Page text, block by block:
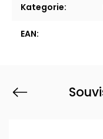
Kategorie:
EAN:
Previous